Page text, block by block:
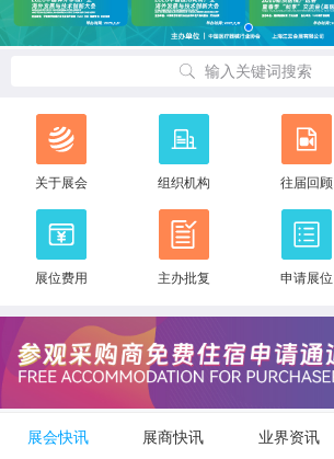
输入关键词搜索
关于展会 组织机构 往届回顾
展位费用 主办批复 申请展位
展会快讯 展商快讯 业界资讯